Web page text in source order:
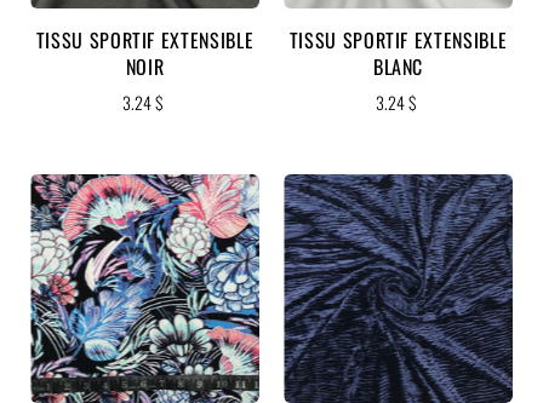
TISSU SPORTIF EXTENSIBLE
NOIR
3.24 $
TISSU SPORTIF EXTENSIBLE
BLANC
3.24 $